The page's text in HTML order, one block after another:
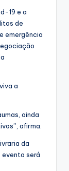
19 e a
de
emergência
a
ainda
afirma.
da
evento será